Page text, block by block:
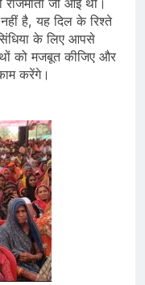
है, यह दिल के रिश्ते
के लिए आपसे
को मजबूत कीजिए और
करेंगे।